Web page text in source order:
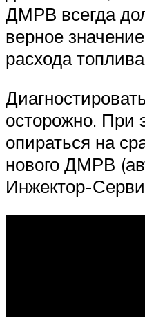
ДМРВ всегда
верное
расхода топлива
осторожно. При
опираться на
нового ДМРВ
Инжектор-